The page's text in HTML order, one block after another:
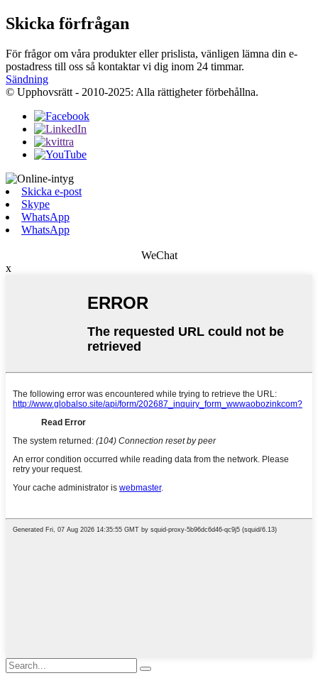
Skicka förfrågan
För frågor om våra produkter eller prislista, vänligen lämna din e-
postadress till oss så kontaktar vi dig inom 24 timmar.
Sändning
© Upphovsrätt - 2010-2025: Alla rättigheter förbehållna.
Skicka e-post
Skype
WhatsApp
WhatsApp
WeChat
x